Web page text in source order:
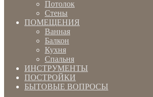
Потолок
Стены
ПОМЕЩЕНИЯ
Ванная
Балкон
Кухня
Спальня
ИНСТРУМЕНТЫ
ПОСТРОЙКИ
БЫТОВЫЕ ВОПРОСЫ